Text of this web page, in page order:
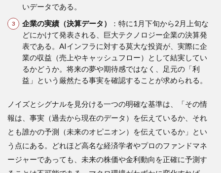
いデータである。
企業の実績（決算データ）
：特に1月下旬から2月上旬な
どにかけて発表される、巨大テクノロジー企業の決算発
表である。AIインフラに対する莫大な投資が、実際に企
業の収益（売上やキャッシュフロー）として結実してい
るかどうか。将来の夢や期待感ではなく、足元の「利
益」という厳然たる事実を確認することが求められる。
ノイズとシグナルを見分ける一つの明確な基準は、「その情
報は、事実（過去から現在のデータ）を伝えているか、それ
とも誰かの予測（未来のオピニオン）を伝えているか」とい
う点にある。どれほど高名な経済学者やプロのファンドマネ
ージャーであっても、未来の株価や金利動向を正確に予測す